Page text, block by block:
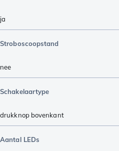
ja
Stroboscoopstand
nee
Schakelaartype
drukknop bovenkant
Aantal LEDs